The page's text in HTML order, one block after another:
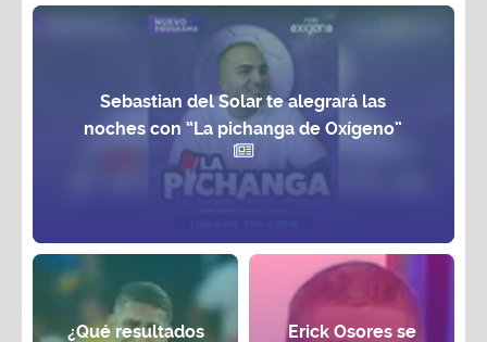
Sebastian del Solar te alegrará las
noches con “La pichanga de Oxígeno”
¿Qué resultados Erick Osores se